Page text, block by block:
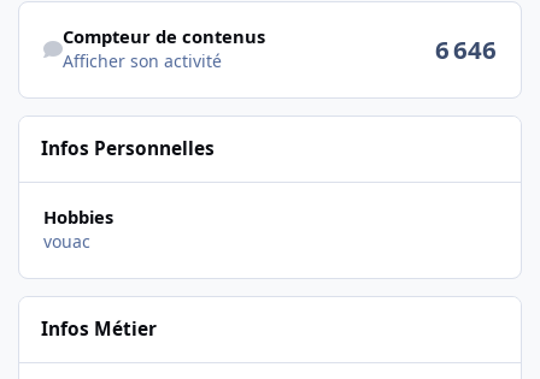
Afficher son activité
Compteur de contenus
Afficher son activité 6 646
Infos Personnelles
Hobbies
vouac
Infos Métier